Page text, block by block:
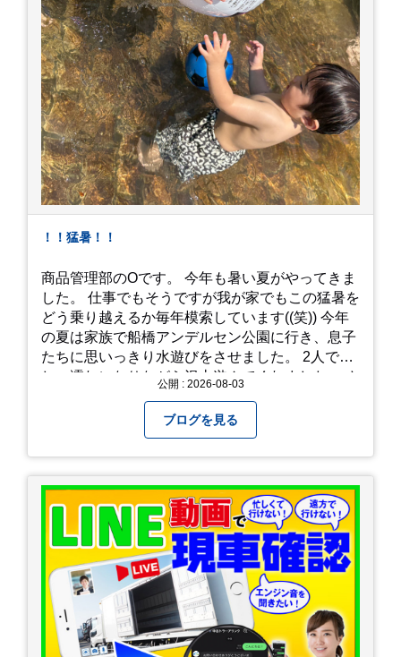
！！猛暑！！
商品管理部のOです。 今年も暑い夏がやってきま
した。 仕事でもそうですが我が家でもこの猛暑を
どう乗り越えるか毎年模索しています((笑)) 今年
の夏は家族で船橋アンデルセン公園に行き、息子
たちに思いっきり水遊びをさせました。 2人でび
しょ濡れになりながら沢山遊んでくれました。 さ
みようと思います。
公開 : 2026-08-03
ブログを見る